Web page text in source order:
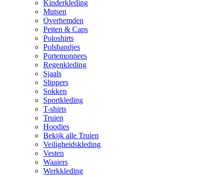
Kinderkleding
Mutsen
Overhemden
Petten & Caps
Poloshirts
Polsbandjes
Portemonnees
Regenkleding
Sjaals
Slippers
Sokken
Sportkleding
T-shirts
Truien
Hoodies
Bekijk alle Truien
Veiligheidskleding
Vesten
Waaiers
Werkkleding